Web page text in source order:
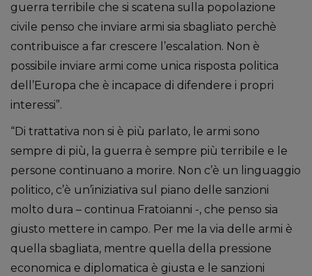
guerra terribile che si scatena sulla popolazione
civile penso che inviare armi sia sbagliato perchè
contribuisce a far crescere l’escalation. Non è
possibile inviare armi come unica risposta politica
dell’Europa che è incapace di difendere i propri
interessi”.
“Di trattativa non si è più parlato, le armi sono
sempre di più, la guerra è sempre più terribile e le
persone continuano a morire. Non c’è un linguaggio
politico, c’è un’iniziativa sul piano delle sanzioni
molto dura – continua Fratoianni -, che penso sia
giusto mettere in campo. Per me la via delle armi è
quella sbagliata, mentre quella della pressione
economica e diplomatica è giusta e le sanzioni